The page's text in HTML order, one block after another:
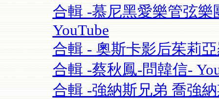
合輯 -慕尼黑愛樂管弦樂
YouTube
合輯 - 奧斯卡影后茱莉亞
合輯 -蔡秋鳳-問韓信-
合輯 -強納斯兄弟 喬強納